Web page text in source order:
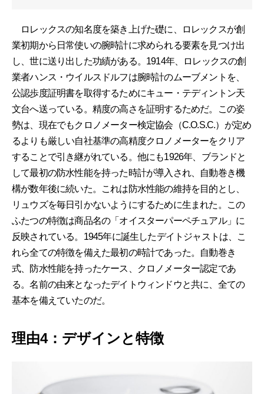
ロレックスの知名度を築き上げた礎に、ロレックスが創
業初期から日常使いの腕時計に求められる要素を見つけ出
し、世に送り出した功績がある。1914年、ロレックスの創
業者ハンス・ウイルスドルフは腕時計のムーブメントを、
公認歩度証明書を取得するためにキュー・テディントン天
文台へ送っている。精度の高さを証明するためだ。この姿
勢は、現在でもクロノメーター検定協会（C.O.S.C.）が定め
るよりも厳しい自社基準の高精度クロノメーターをクリア
することで引き継がれている。他にも1926年、ブランドと
して最初の防水性能を持った時計が導入され、自動巻き機
構が数年後に続いた。これは防水性能の維持を目的とし、
リュウズを毎日引かないようにするために生まれた。この
ふたつの特徴は商品名の「オイスターパーペチュアル」に
反映されている。1945年に誕生したデイトジャストは、こ
れら全ての特徴を備えた最初の時計であった。自動巻き
式、防水性能を持ったケース、クロノメーター認定であ
る。名前の由来となったデイトウィンドウと共に、全ての
基本を備えていたのだ。
理由4：デザインと特徴